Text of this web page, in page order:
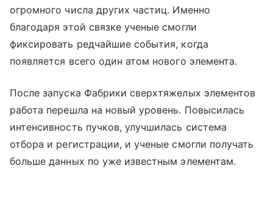
огромного числа других частиц. Именно
благодаря этой связке ученые смогли
фиксировать редчайшие события, когда
появляется всего один атом нового элемента.
После запуска Фабрики сверхтяжелых элементов
работа перешла на новый уровень. Повысилась
интенсивность пучков, улучшилась система
отбора и регистрации, и ученые смогли получать
больше данных по уже известным элементам.